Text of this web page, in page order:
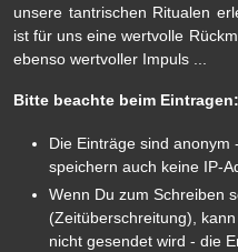
unsere tantrischen Ritualen
ist für uns eine wertvolle
ebenso wertvoller Impuls ...
Bitte beachte beim Eintragen:
Die Einträge sind
speichern auch keine IP-
Wenn Du zum Schreiben
(Zeitüberschreitung),
nicht gesendet wird - die